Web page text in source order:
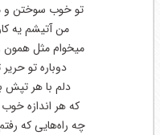
تو خوب سوختن و
من آتیشم یه
میخوام مثل همون
دوباره تو
دلم با هر تپش
که هر اندازه
چه راه‌هایی‌ که